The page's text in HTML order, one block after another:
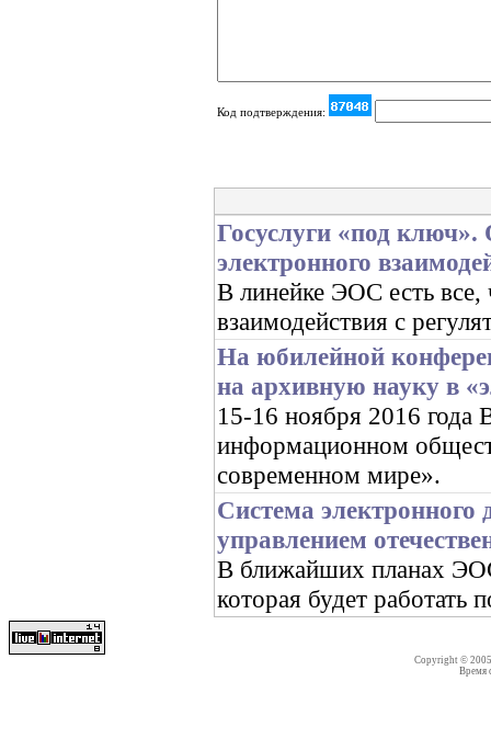
Код подтверждения:
Госуслуги «под
электронного
В линейке ЭОС есть все,
взаимодействия с
На юбилейной
на архивную науку в
15-16 ноября 2016
информационном
современном мире».
Система
управлением
В ближайших планах
которая будет
Copyright ©
Время